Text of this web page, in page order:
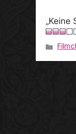
„Keine